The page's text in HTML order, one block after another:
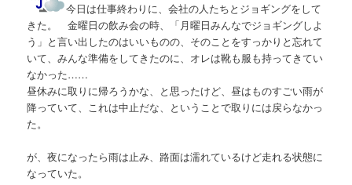
今日は仕事終わりに、会社の人たちとジョギングをして
きた。 金曜日の飲み会の時、「月曜日みんなでジョギングしよ
う」と言い出したのはいいものの、そのことをすっかりと忘れて
いて、みんな準備をしてきたのに、オレは靴も服も持ってきてい
なかった……
昼休みに取りに帰ろうかな、と思ったけど、昼はものすごい雨が
降っていて、これは中止だな、ということで取りには戻らなかっ
た。
が、夜になったら雨は止み、路面は濡れているけど走れる状態に
なっていた。